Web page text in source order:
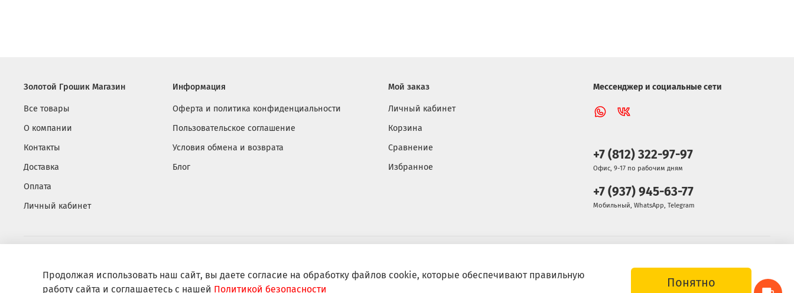
Золотой Грошик Магазин
Все товары
О компании
Контакты
Доставка
Оплата
Личный кабинет
Информация
Оферта и политика конфиденциальности
Пользовательское соглашение
Условия обмена и возврата
Блог
Мой заказ
Личный кабинет
Корзина
Сравнение
Избранное
Мессенджер и социальные сети
+7 (812) 322-97-97
Офис, 9-17 по рабочим дням
+7 (937) 945-63-77
Мобильный, WhatsApp, Telegram
Продолжая использовать наш сайт, вы даете согласие на обработку файлов cookie, которые обеспечивают правильную
работу сайта и соглашаетесь с нашей Политикой безопасности Понятно